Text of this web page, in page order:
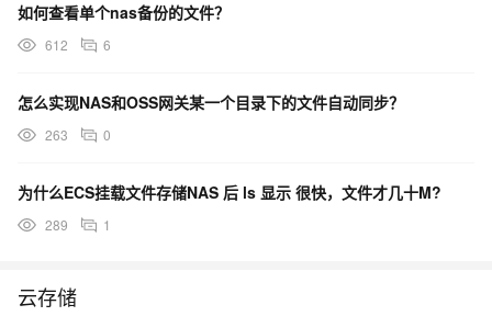
如何查看单个nas备份的文件？
612 6
怎么实现NAS和OSS网关某一个目录下的文件自动同步？
263 0
为什么ECS挂载文件存储NAS 后 ls 显示 很快，文件才几十M?
289 1
云存储